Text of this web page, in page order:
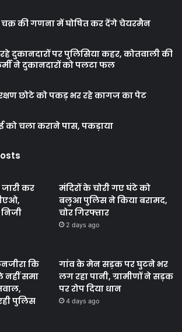
चक्र की गणना में घोषित कर देंगे चेयरमैन
दुकानदारों पर पुलिसिया कहर, कोतवाली की
ने दुकानदारों को पलटा फल
छोटे को पकड़ भर रहे कागज का पेट
को चला कराने पास, पकड़ाया
जारी कर
मंदिरों के चोरी गए घंटे को
बलुआ पुलिस ने किया बरामद,
चोर गिरफ्तार
2 days ago
कि
नहीं समा
पुलिस
गांव के मेन सड़क पर घुटने भर
लग रहा पानी, ग्रामीणों ने सड़क
पर रोप दिया धान
4 days ago